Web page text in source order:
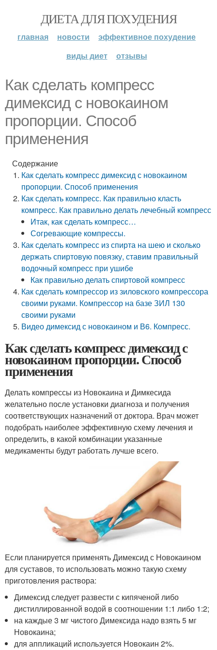
ДИЕТА ДЛЯ ПОХУДЕНИЯ
главная новости
эффективное похудение
виды диет
отзывы
Как сделать компресс
димексид с новокаином
пропорции. Способ
применения
Содержание
Как сделать компресс димексид с новокаином
пропорции. Способ применения
Как сделать компресс. Как правильно класть
компресс. Как правильно делать лечебный компресс
Итак, как сделать компресс…
Согревающие компрессы.
Как сделать компресс из спирта на шею и сколько
держать спиртовую повязку, ставим правильный
водочный компресс при ушибе
Как правильно делать спиртовой компресс
Как сделать компрессор из зиловского компрессора
своими руками. Компрессор на базе ЗИЛ 130
своими руками
Видео димексид с новокаином и В6. Компресс.
Как сделать компресс димексид с
новокаином пропорции. Способ
применения
Делать компрессы из Новокаина и Димкесида
желательно после установки диагноза и получения
соответствующих назначений от доктора. Врач может
подобрать наиболее эффективную схему лечения и
определить, в какой комбинации указанные
медикаменты будут работать лучше всего.
Если планируется применять Димексид с Новокаином
для суставов, то использовать можно такую схему
приготовления раствора:
Димексид следует развести с кипяченой либо
дистиллированной водой в соотношении 1:1 либо 1:2;
на каждые 3 мг чистого Димексида надо взять 5 мг
Новокаина;
для аппликаций используется Новокаин 2%.